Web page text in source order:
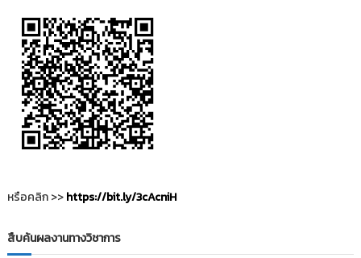
อ
ง
หรือคลิก >>https://bit.ly/3cAcniH
สืบค้นผลงานทางวิชาการ